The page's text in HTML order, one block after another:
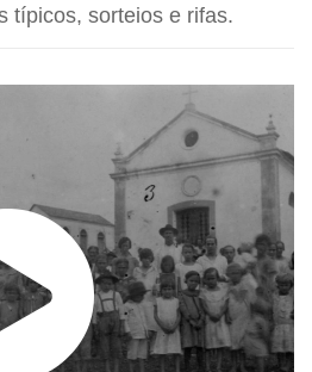
típicos, sorteios e rifas.